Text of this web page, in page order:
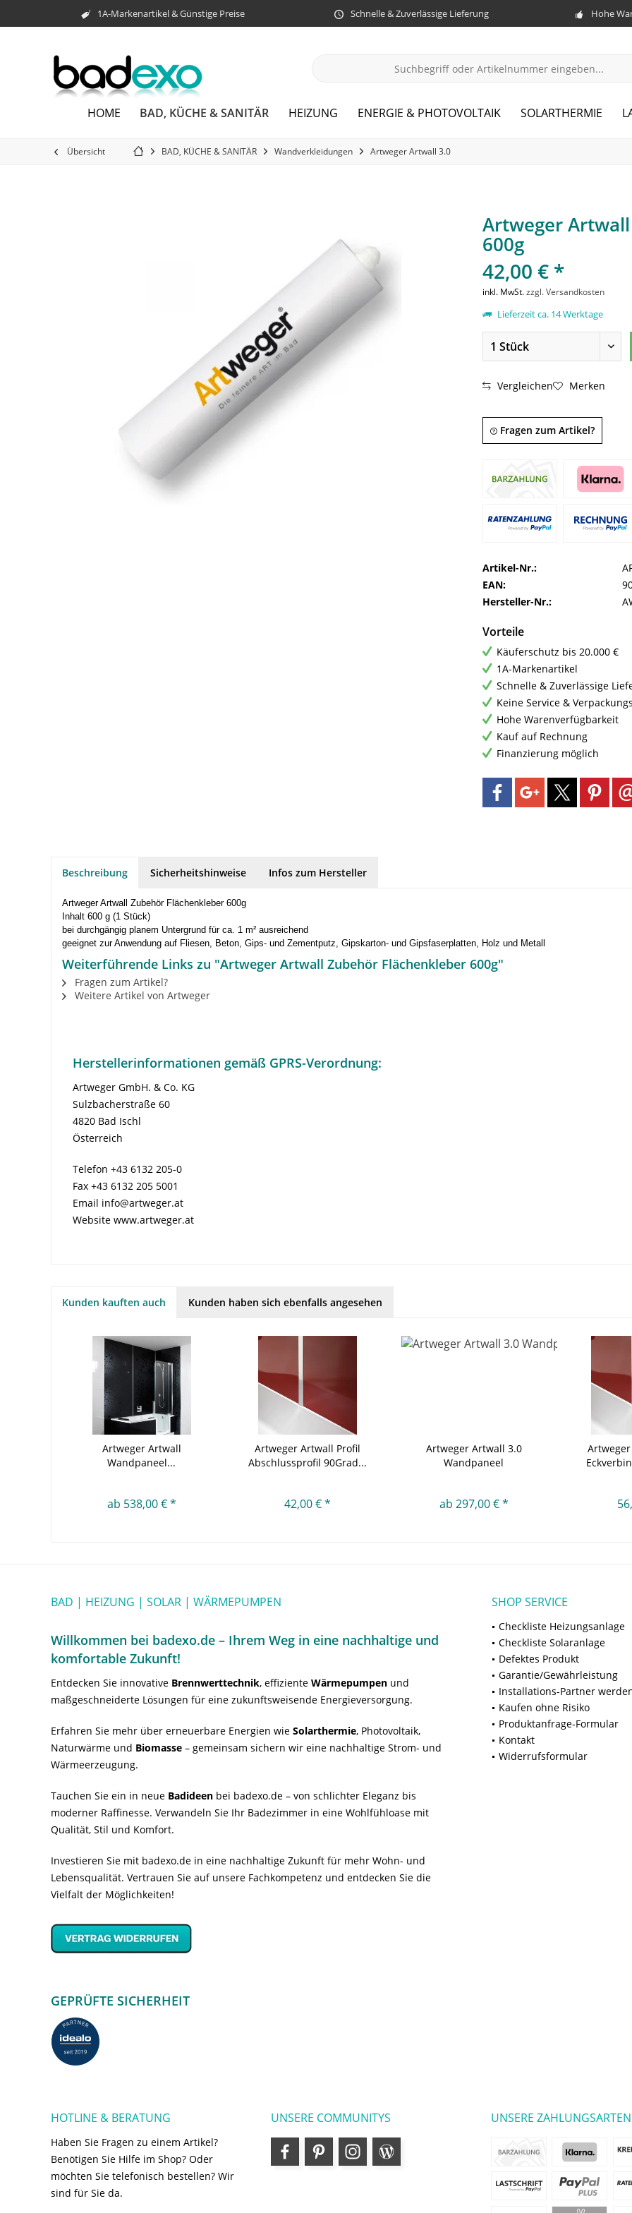
1A-Markenartikel & Günstige Preise Schnelle & Zuverlässige Lieferung Hohe
HOME BAD, KÜCHE & SANITÄR HEIZUNG ENERGIE & PHOTOVOLTAIK SOLARTHERMIE
Übersicht BAD, KÜCHE & SANITÄR Wandverkleidungen Artweger Artwall 3.0
Artweger
600g
42,00 € *
inkl. MwSt.zzgl. Versandkosten
Lieferzeit ca. 14 Werktage
Vergleichen Merken
Fragen zum Artikel?
Artikel-Nr.:
EAN:
Hersteller-Nr.:
Vorteile
Käuferschutz bis 20.000 €
1A-Markenartikel
Schnelle & Zuverlässige
Keine Service &
Hohe Warenverfügbarkeit
Kauf auf Rechnung
Finanzierung möglich
Beschreibung Sicherheitshinweise Infos zum Hersteller
Artweger Artwall Zubehör Flächenkleber 600g
Inhalt 600 g (1 Stück)
bei durchgängig planem Untergrund für ca. 1 m² ausreichend
geeignet zur Anwendung auf Fliesen, Beton, Gips- und Zementputz, Gipskarton- und Gipsfaserplatten, Holz und Metall
Weiterführende Links zu "Artweger Artwall Zubehör Flächenkleber 600g"
Fragen zum Artikel?
Weitere Artikel von Artweger
Herstellerinformationen gemäß GPRS-Verordnung:
Artweger GmbH. & Co. KG
Sulzbacherstraße 60
4820 Bad Ischl
Österreich
Telefon +43 6132 205-0
Fax +43 6132 205 5001
Email info@artweger.at
Website www.artweger.at
Kunden kauften auch Kunden haben sich ebenfalls angesehen
Artweger Artwall
Wandpaneel...
ab 538,00 € *
Artweger Artwall Profil
Abschlussprofil 90Grad...
42,00 € *
Artweger Artwall 3.0
Wandpaneel
ab 297,00 € *
BAD | HEIZUNG | SOLAR | WÄRMEPUMPEN
Willkommen bei badexo.de – Ihrem Weg in eine nachhaltige und
komfortable Zukunft!
Entdecken Sie innovative Brennwerttechnik, effiziente Wärmepumpen und
maßgeschneiderte Lösungen für eine zukunftsweisende Energieversorgung.
Erfahren Sie mehr über erneuerbare Energien wie Solarthermie, Photovoltaik,
Naturwärme und Biomasse – gemeinsam sichern wir eine nachhaltige Strom- und
Wärmeerzeugung.
Tauchen Sie ein in neue Badideen bei badexo.de – von schlichter Eleganz bis
moderner Raffinesse. Verwandeln Sie Ihr Badezimmer in eine Wohlfühloase mit
Qualität, Stil und Komfort.
Investieren Sie mit badexo.de in eine nachhaltige Zukunft für mehr Wohn- und
Lebensqualität. Vertrauen Sie auf unsere Fachkompetenz und entdecken Sie die
Vielfalt der Möglichkeiten!
GEPRÜFTE SICHERHEIT
SHOP SERVICE
Checkliste Heizungsanlage
Checkliste Solaranlage
Defektes Produkt
Garantie/Gewährleistung
Installations-Partner
Kaufen ohne Risiko
Produktanfrage-Formular
Kontakt
Widerrufsformular
HOTLINE & BERATUNG
Haben Sie Fragen zu einem Artikel?
Benötigen Sie Hilfe im Shop? Oder
möchten Sie telefonisch bestellen? Wir
sind für Sie da.
UNSERE COMMUNITYS UNSERE ZAHLUNGSARTEN